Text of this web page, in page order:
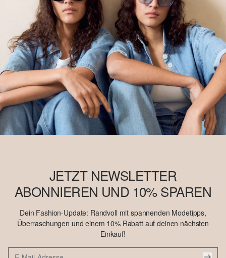
JETZT NEWSLETTER
ABONNIEREN UND 10% SPAREN
Dein Fashion-Update: Randvoll mit spannenden Modetipps,
Überraschungen und einem 10% Rabatt auf deinen nächsten
Einkauf!